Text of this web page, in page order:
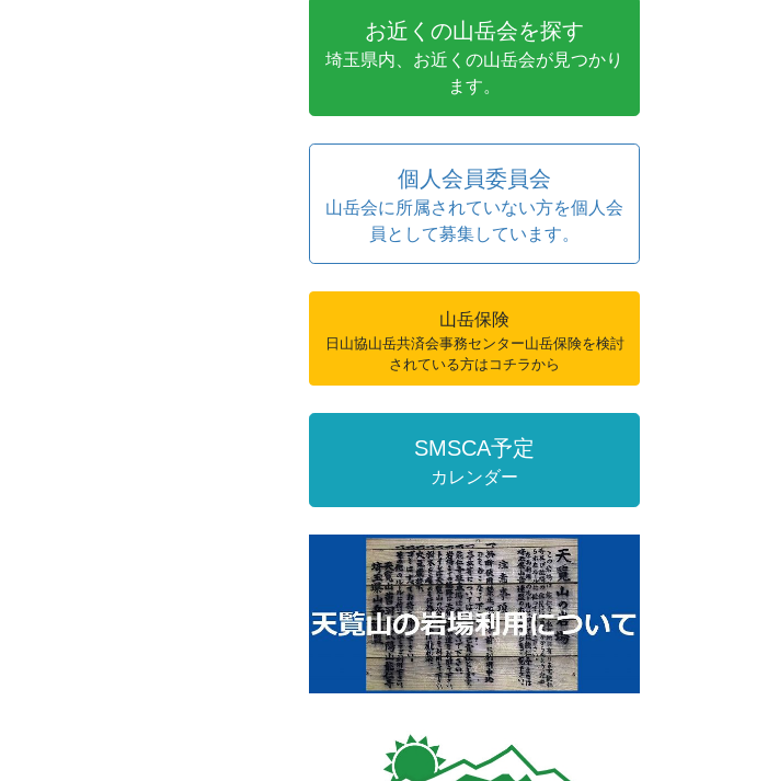
お近くの山岳会を探す
埼玉県内、お近くの山岳会が見つかり
ます。
個人会員委員会
山岳会に所属されていない方を個人会
員として募集しています。
山岳保険
日山協山岳共済会事務センター山岳保険を検討
されている方はコチラから
SMSCA予定
カレンダー